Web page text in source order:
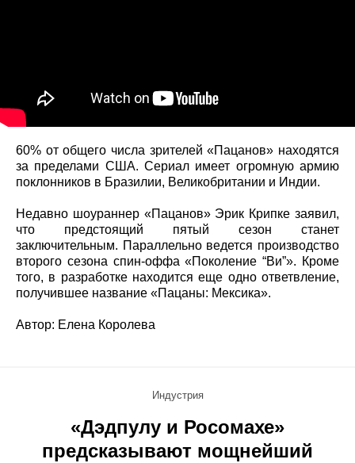
60% от общего числа зрителей «Пацанов» находятся
за пределами США. Сериал имеет огромную армию
поклонников в Бразилии, Великобритании и Индии.
Недавно шоураннер «Пацанов» Эрик Крипке заявил,
что предстоящий пятый сезон станет
заключительным. Параллельно ведется производство
второго сезона спин-оффа «Поколение “Ви”». Кроме
того, в разработке находится еще одно ответвление,
получившее название «Пацаны: Мексика».
Автор: Елена Королева
Индустрия
«Дэдпулу и Росомахе»
предсказывают мощнейший